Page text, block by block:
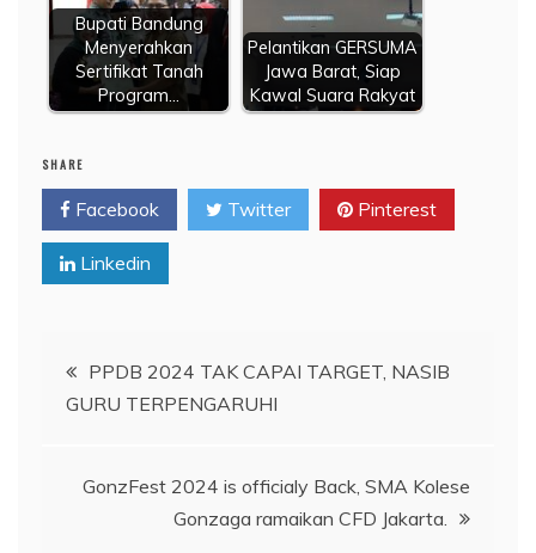
Bupati Bandung
Menyerahkan
Sertifikat Tanah
Program…
Pelantikan GERSUMA
Jawa Barat, Siap
Kawal Suara Rakyat
SHARE
Facebook Twitter Pinterest
Linkedin
Navigasi
pos
PPDB 2024 TAK CAPAI TARGET, NASIB
GURU TERPENGARUHI
GonzFest 2024 is officialy Back, SMA Kolese
Gonzaga ramaikan CFD Jakarta.